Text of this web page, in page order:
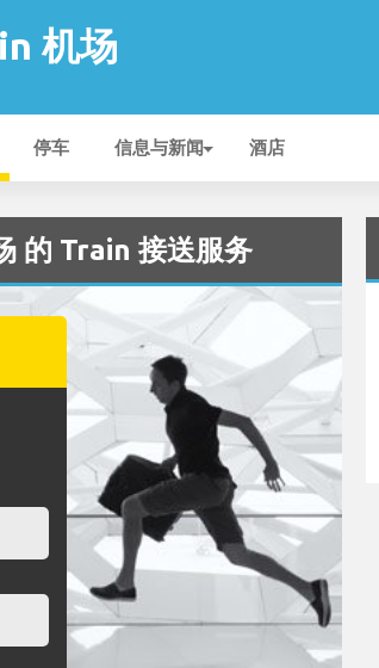
机场
停车 信息与新闻 酒店
的 Train 接送服务